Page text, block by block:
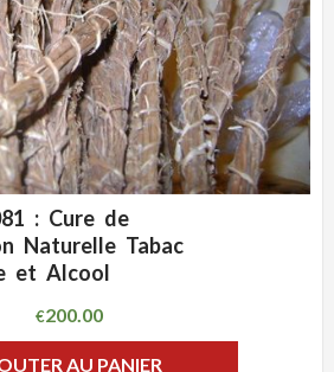
: Cure de
Naturelle Tabac
et Alcool
€200.00
AU PANIER